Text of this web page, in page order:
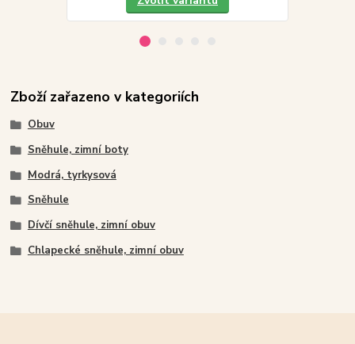
Zboží zařazeno v kategoriích
Obuv
Sněhule, zimní boty
Modrá, tyrkysová
Sněhule
Dívčí sněhule, zimní obuv
Chlapecké sněhule, zimní obuv